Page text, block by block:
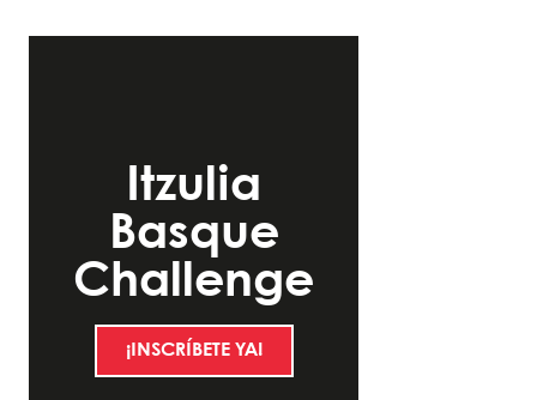
Itzulia
Basque
Challenge
¡INSCRÍBETE YA!